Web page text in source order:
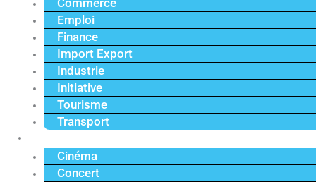
Commerce
Emploi
Finance
Import Export
Industrie
Initiative
Tourisme
Transport
Cinéma
Concert